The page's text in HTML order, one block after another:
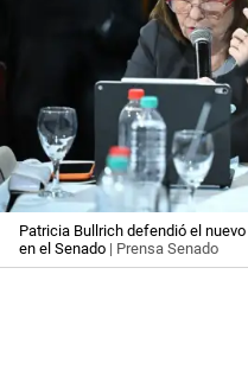
Patricia Bullrich defendió el
en el Senado | Prensa Senado